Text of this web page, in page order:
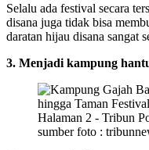
Selalu ada festival secara
disana juga tidak bisa
daratan hijau disana sangat
3. Menjadi kampung
sumber foto :